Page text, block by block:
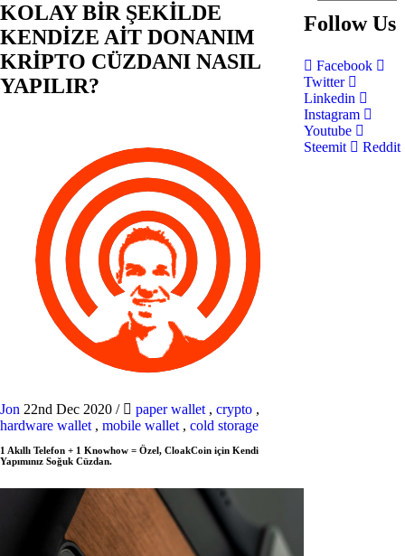
KOLAY BİR ŞEKİLDE
KENDİZE AİT DONANIM
KRİPTO CÜZDANI NASIL
YAPILIR?
Jon 22nd Dec 2020 / paper wallet , crypto ,
hardware wallet , mobile wallet , cold storage
1 Akıllı Telefon + 1 Knowhow = Özel, CloakCoin için Kendi
Yapımınız Soğuk Cüzdan.
Follow Us
Facebook
Twitter
Linkedin
Instagram
Youtube
Steemit
Reddit